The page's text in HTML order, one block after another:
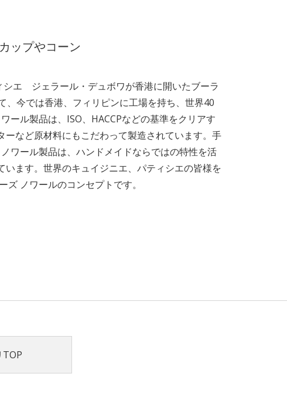
ップやコーン
エ ジェラール・デュボワが香港に開いたブーラ
、今では香港、フィリピンに工場を持ち、世界40
ール製品は、ISO、HACCPなどの基準をクリアす
など原材料にもこだわって製造されています。手
ワール製品は、ハンドメイドならではの特性を活
ます。世界のキュイジニエ、パティシエの皆様を
ノワールのコンセプトです。
TOP